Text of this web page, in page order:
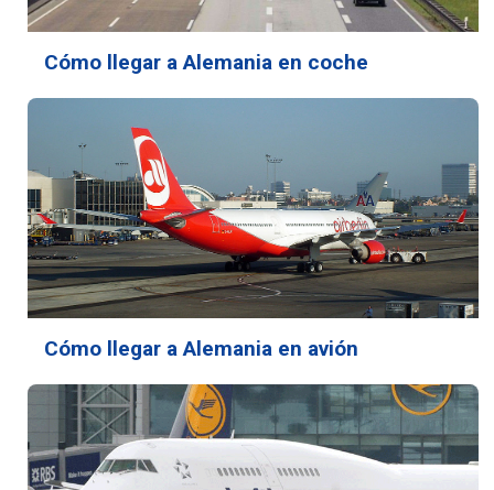
Cómo llegar a Alemania en coche
Cómo llegar a Alemania en avión